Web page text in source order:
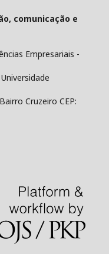
comunicação e
Empresariais -
Cruzeiro CEP: